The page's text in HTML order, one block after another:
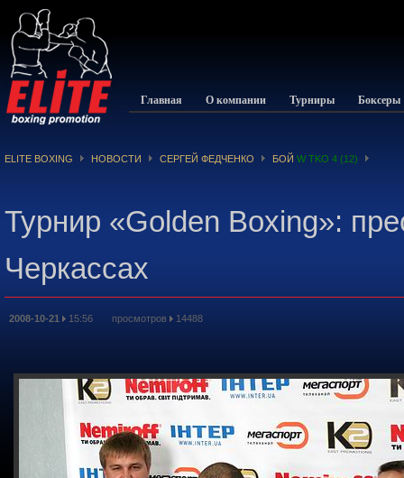
Главная О компании Турниры Боксеры
ELITE BOXING НОВОСТИ СЕРГЕЙ ФЕДЧЕНКО БОЙ W TKO 4 (12)
Турнир «Golden Boxing»:
Черкассах
2008-10-21 15:56 просмотров 14488